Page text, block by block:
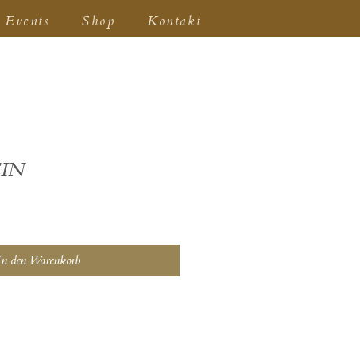
Events Shop Kontakt
den Warenkorb